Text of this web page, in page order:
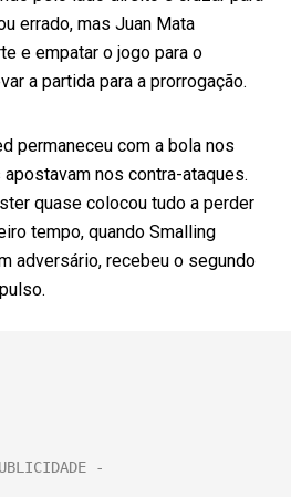
errado, mas Juan Mata
e empatar o jogo para o
a partida para a prorrogação.
permaneceu com a bola nos
nos contra-ataques.
quase colocou tudo a perder
tempo, quando Smalling
adversário, recebeu o segundo